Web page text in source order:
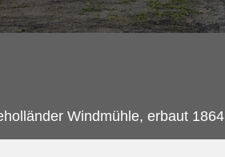
Windmühle, erbaut